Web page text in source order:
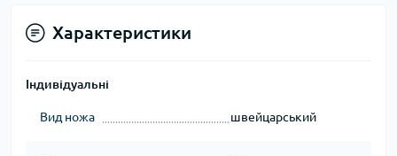
Характеристики
Індивідуальні
Вид ножа швейцарський